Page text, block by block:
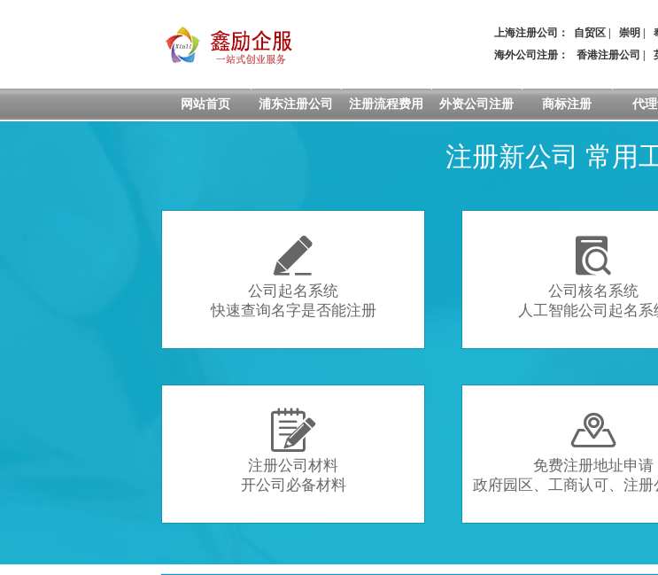
上海注册公司： 自贸区 崇明
海外公司注册：
香港注册公司
网站首页 浦东注册公司 注册流程费用 外资公司注册 商标注册 代
注册新公司 常用

公司起名系统
快速查询名字是否能注册

公司核名系统
人工智能公司起名系

注册公司材料
开公司必备材料

免费注册地址申请
政府园区、工商认可、注册